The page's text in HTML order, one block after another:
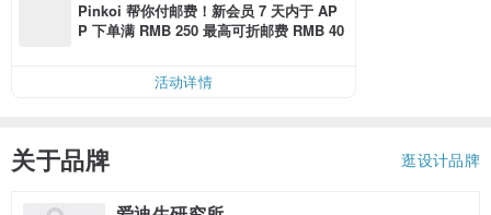
Pinkoi 帮你付邮费！新会员 7 天内于 AP
P 下单满 RMB 250 最高可折邮费 RMB 40
活动详情
关于品牌 逛设计品牌